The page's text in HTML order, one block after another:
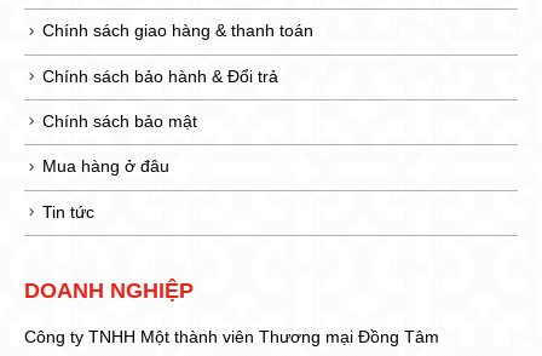
Chính sách giao hàng & thanh toán
Chính sách bảo hành & Đổi trả
Chính sách bảo mật
Mua hàng ở đâu
Tin tức
DOANH NGHIỆP
Công ty TNHH Một thành viên Thương mại Đồng Tâm